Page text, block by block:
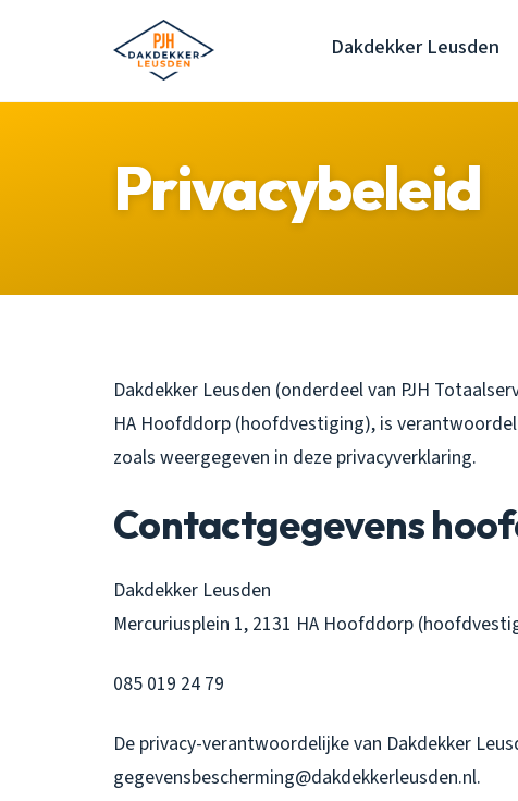
Dakdekker Leusden
Privacybeleid
Dakdekker Leusden (onderdeel van PJH
HA Hoofddorp (hoofdvestiging), is
zoals weergegeven in deze privacyverklaring.
Contactgegevens
Dakdekker Leusden
Mercuriusplein 1, 2131 HA Hoofddorp
085 019 24 79
De privacy-verantwoordelijke van Dakdekker
gegevensbescherming@dakdekkerleusden.nl.